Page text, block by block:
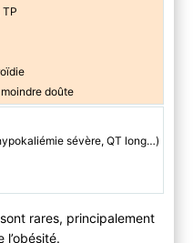
TP
doûte
sévère, QT long…)
rares, principalement